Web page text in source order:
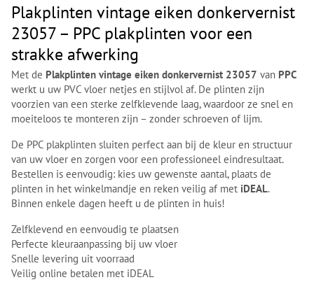
Plakplinten vintage eiken donkervernist
23057 – PPC plakplinten voor een
strakke afwerking
Met de Plakplinten vintage eiken donkervernist 23057 van PPC
werkt u uw PVC vloer netjes en stijlvol af. De plinten zijn
voorzien van een sterke zelfklevende laag, waardoor ze snel en
moeiteloos te monteren zijn – zonder schroeven of lijm.
De PPC plakplinten sluiten perfect aan bij de kleur en structuur
van uw vloer en zorgen voor een professioneel eindresultaat.
Bestellen is eenvoudig: kies uw gewenste aantal, plaats de
plinten in het winkelmandje en reken veilig af met iDEAL.
Binnen enkele dagen heeft u de plinten in huis!
Zelfklevend en eenvoudig te plaatsen
Perfecte kleuraanpassing bij uw vloer
Snelle levering uit voorraad
Veilig online betalen met iDEAL